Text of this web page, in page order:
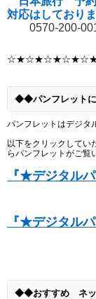
対応はしておりま
0570-200-001
☆★☆★☆★☆★
◆◆パンフレット
パンフレットはデジタ
以下をクリックしてい
らパンフレットがご覧
『★デジタル
『★デジタル
◆◆おすすめ ネ